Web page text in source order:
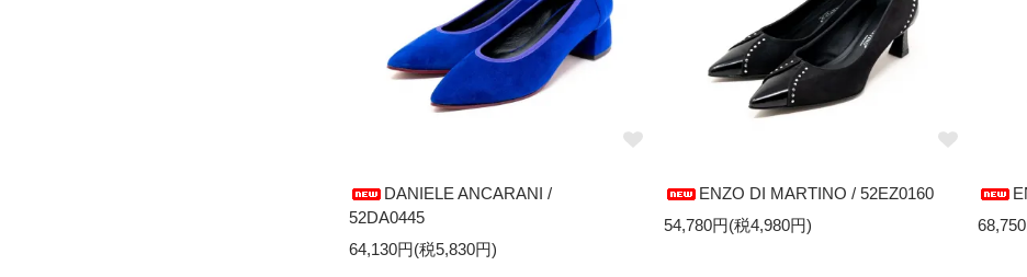
DANIELE ANCARANI /
52DA0445
64,130円(税5,830円)
ENZO DI MARTINO / 52EZ0160
54,780円(税4,980円)